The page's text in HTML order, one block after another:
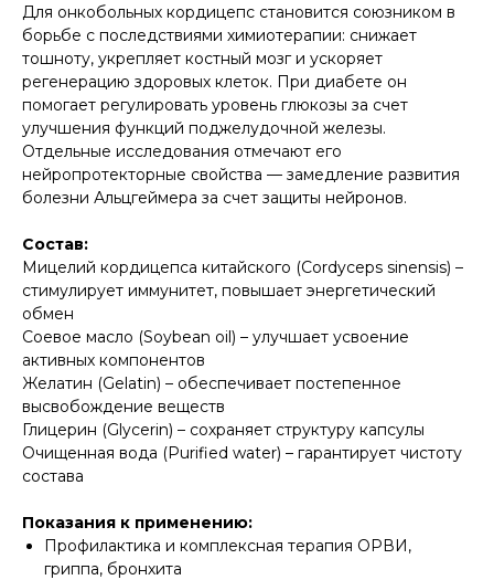
Для онкобольных кордицепс становится союзником в
борьбе с последствиями химиотерапии: снижает
тошноту, укрепляет костный мозг и ускоряет
регенерацию здоровых клеток. При диабете он
помогает регулировать уровень глюкозы за счет
улучшения функций поджелудочной железы.
Отдельные исследования отмечают его
нейропротекторные свойства — замедление развития
болезни Альцгеймера за счет защиты нейронов.
Состав:
Мицелий кордицепса китайского (Cordyceps sinensis) –
стимулирует иммунитет, повышает энергетический
обмен
Соевое масло (Soybean oil) – улучшает усвоение
активных компонентов
Желатин (Gelatin) – обеспечивает постепенное
высвобождение веществ
Глицерин (Glycerin) – сохраняет структуру капсулы
Очищенная вода (Purified water) – гарантирует чистоту
состава
Показания к применению:
Профилактика и комплексная терапия ОРВИ,
гриппа, бронхита